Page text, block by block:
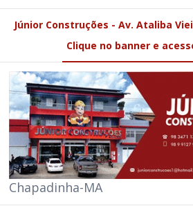
Júnior Construções - Av. Ataliba
Clique no banner e
Chapadinha-MA